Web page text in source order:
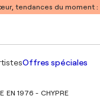
tendances du moment :
Offres spéciales
EN 1976 - CHYPRE